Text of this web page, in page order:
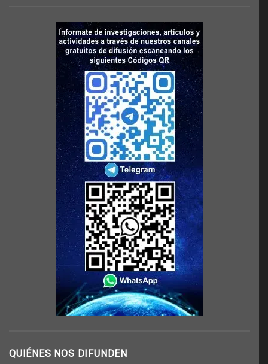
QUIÉNES NOS DIFUNDEN